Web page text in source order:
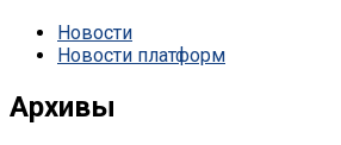
Новости
Новости платформ
Архивы